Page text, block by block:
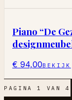
Piano “De
€ 94,00BEKIJK
PAGINA1 VAN4